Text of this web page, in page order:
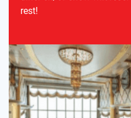
rest!